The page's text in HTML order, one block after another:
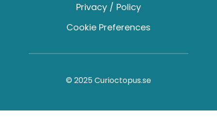
Privacy / Policy
Cookie Preferences
© 2025 Curioctopus.se